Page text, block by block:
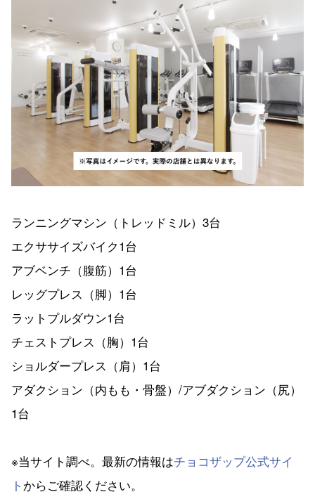
ランニングマシン（トレッドミル）3台
エクササイズバイク1台
アブベンチ（腹筋）1台
レッグプレス（脚）1台
ラットプルダウン1台
チェストプレス（胸）1台
ショルダープレス（肩）1台
アダクション（内もも・骨盤）/アブダクション（尻）
1台
※当サイト調べ。最新の情報はチョコザップ公式サイ
ト からご確認ください。